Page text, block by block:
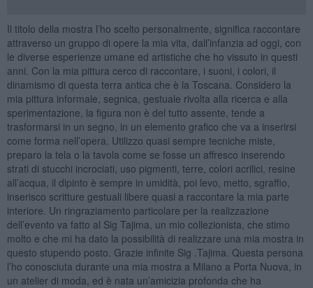
Il titolo della mostra l’ho scelto personalmente, significa raccontare
attraverso un gruppo di opere la mia vita, dall’infanzia ad oggi, con
le diverse esperienze umane ed artistiche che ho vissuto in questi
anni. Con la mia pittura cerco di raccontare, i suoni, i colori, il
dinamismo di questa terra antica che è la Toscana. Considero la
mia pittura informale, segnica, gestuale rivolta alla ricerca e alla
sperimentazione, la figura non è del tutto assente, tende a
trasformarsi in un segno, in un elemento grafico che va a inserirsi
come forma nell’opera. Utilizzo quasi sempre tecniche miste,
preparo la tela o la tavola come se fosse un affresco inserendo
strati di stucchi incrociati, uso pigmenti, terre, colori acrilici, resine
all’acqua, il dipinto è sempre in umidità, poi levo, metto, sgraffio,
inserisco scritture gestuali libere quasi a raccontare la mia parte
interiore. Un ringraziamento particolare per la realizzazione
dell’evento va fatto al Sig Tajima, un mio collezionista, che stimo
molto e che mi ha dato la possibilità di realizzare una mia mostra in
questo stupendo posto. Grazie infinite Sig .Tajima. Questa persona
l’ho conosciuta durante una mia mostra a Milano a Porta Nuova, in
un atelier di moda, ed è nata un’amicizia profonda che ha